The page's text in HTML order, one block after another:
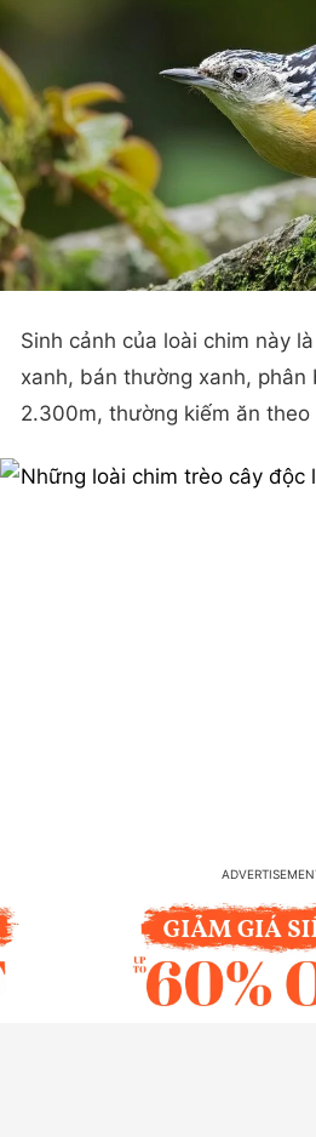
Sinh cảnh của loài chim này
xanh, bán thường xanh,
2.300m, thường kiếm ăn theo